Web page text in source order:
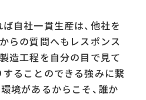
自社一貫生産は、他社を
らの質問へもレスポンス
造工程を自分の目で見て
ることのできる強みに繋
境があるからこそ、誰か